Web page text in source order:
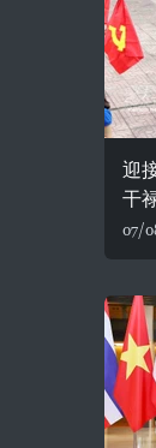
迎
干
07/